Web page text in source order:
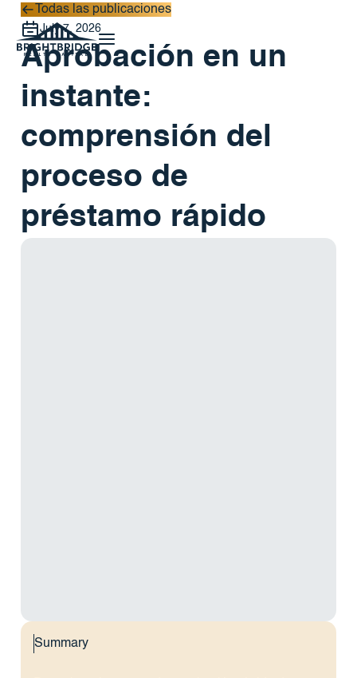
Todas las publicaciones
Todas las publicaciones
July 7, 2026
Aprobación en un
instante:
comprensión del
proceso de
préstamo rápido
Summary